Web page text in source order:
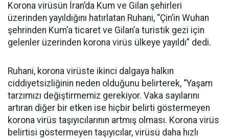
Korona virüsün İran’da Kum ve Gilan şehirleri
üzerinden yayıldığını hatırlatan Ruhani, “Çin’in Wuhan
şehrinden Kum’a ticaret ve Gilan’a turistik gezi için
gelenler üzerinden korona virüs ülkeye yayıldı” dedi.
Ruhani, korona virüste ikinci dalgaya halkın
ciddiyetsizliğinin neden olduğunu belirterek, “Yaşam
tarzımızı değiştirmemiz gerekiyor. Vaka sayılarını
artıran diğer bir etken ise hiçbir belirti göstermeyen
korona virüs taşıyıcılarının artmış olması. Korona virüs
belirtisi göstermeyen taşıyıcılar, virüsü daha hızlı